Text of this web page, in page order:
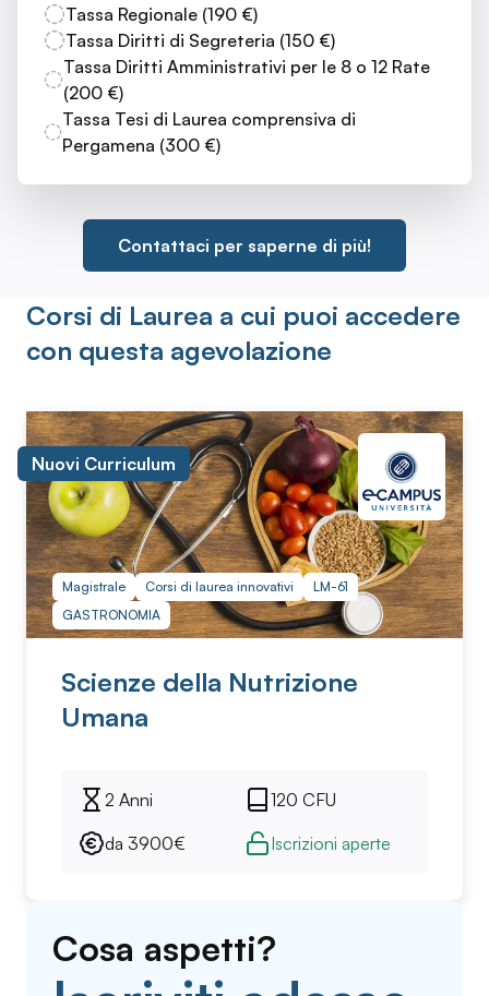
Tassa Regionale (190 €)
Tassa Diritti di Segreteria (150 €)
Tassa Diritti Amministrativi per le 8 o 12 Rate
(200 €)
Tassa Tesi di Laurea comprensiva di
Pergamena (300 €)
Contattaci per saperne di più!
Corsi di Laurea a cui puoi accedere
con questa agevolazione
Magistrale Corsi di laurea innovativi
LM-61
GASTRONOMIA
Scienze della Nutrizione
Umana
Nuovi Curriculum
2 Anni 120 CFU
da 3900€ Iscrizioni aperte
Cosa aspetti?